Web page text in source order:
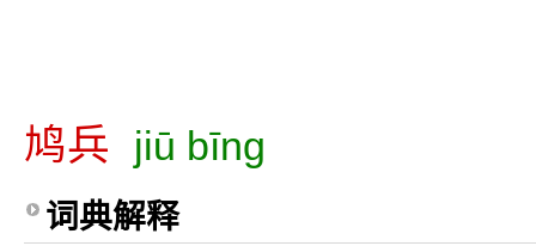
鸠兵 jiū bīng
词典解释